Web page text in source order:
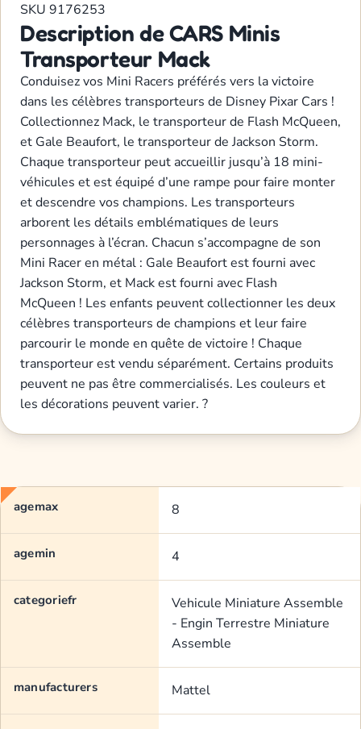
SKU 9176253
Description de CARS Minis
Transporteur Mack
Conduisez vos Mini Racers préférés vers la victoire
dans les célèbres transporteurs de Disney Pixar Cars !
Collectionnez Mack, le transporteur de Flash McQueen,
et Gale Beaufort, le transporteur de Jackson Storm.
Chaque transporteur peut accueillir jusqu’à 18 mini-
véhicules et est équipé d’une rampe pour faire monter
et descendre vos champions. Les transporteurs
arborent les détails emblématiques de leurs
personnages à l’écran. Chacun s’accompagne de son
Mini Racer en métal : Gale Beaufort est fourni avec
Jackson Storm, et Mack est fourni avec Flash
McQueen ! Les enfants peuvent collectionner les deux
célèbres transporteurs de champions et leur faire
parcourir le monde en quête de victoire ! Chaque
transporteur est vendu séparément. Certains produits
peuvent ne pas être commercialisés. Les couleurs et
les décorations peuvent varier. ?
agemax 8
agemin 4
categoriefr
Vehicule Miniature Assemble
- Engin Terrestre Miniature
Assemble
manufacturers Mattel